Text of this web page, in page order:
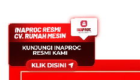
PENGHARGAAN